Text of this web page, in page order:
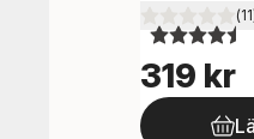
4,5utav 5 (11
319 kr